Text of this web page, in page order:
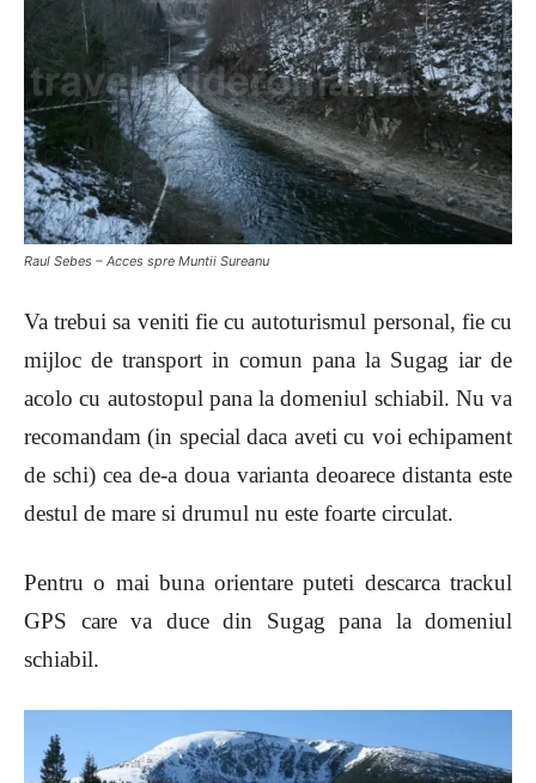
Raul Sebes – Acces spre Muntii Sureanu
Va trebui sa veniti fie cu autoturismul personal, fie cu
mijloc de transport in comun pana la Sugag iar de
acolocu autostopul pana la domeniul schiabil. Nu va
recomandam (in special daca aveti cu voi echipament
de schi) cea de-a doua varianta deoarece distanta este
destul de mare si drumul nu este foarte circulat.
Pentru o mai buna orientare puteti descarca trackul
GPS care va duce din Sugag pana la domeniul
schiabil.